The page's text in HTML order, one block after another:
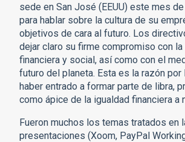
sede en San José (EEUU) este mes
para hablar sobre la cultura de su
objetivos de cara al futuro. Los
dejar claro su firme compromiso con
financiera y social, así como con el
futuro del planeta. Esta es la razón por
haber entrado a formar parte de libra,
como ápice de la igualdad financiera a
Fueron muchos los temas tratados en
presentaciones (Xoom, PayPal